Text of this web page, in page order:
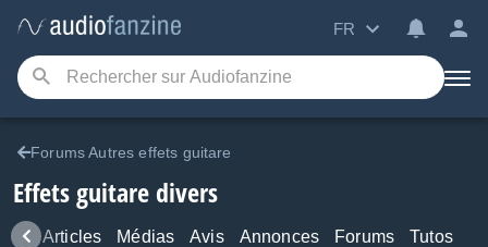
FR
Forums Autres effets guitare
Effets guitare divers
Articles Médias Avis Annonces Forums Tutos